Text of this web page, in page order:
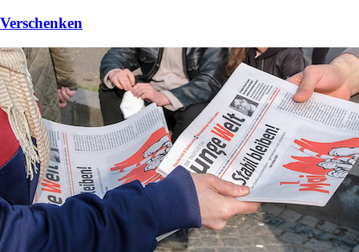
Verschenken